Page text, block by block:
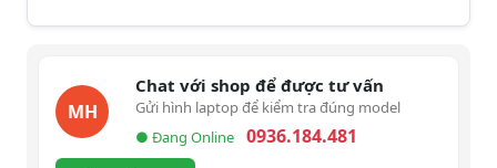
MH
Chat với shop để được tư vấn
Gửi hình laptop để kiểm tra đúng model
● Đang Online
0936.184.481